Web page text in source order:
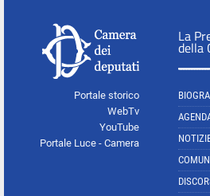
Portale storico
WebTv
YouTube
Portale Luce - Camera
La
della